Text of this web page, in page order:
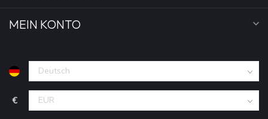
MEIN KONTO
€